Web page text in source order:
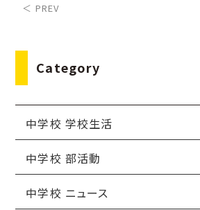
＜ PREV
Category
中学校 学校生活
中学校 部活動
中学校 ニュース